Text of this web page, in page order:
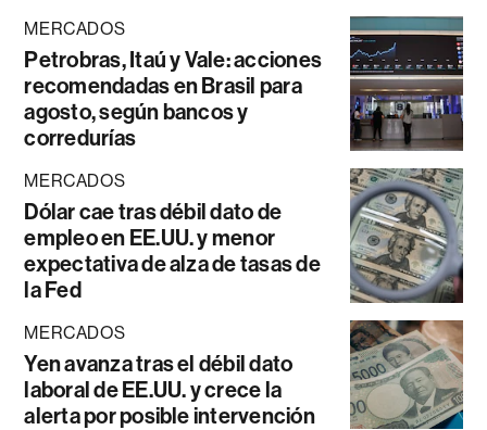
MERCADOS
Petrobras, Itaú y Vale: acciones
recomendadas en Brasil para
agosto, según bancos y
corredurías
MERCADOS
Dólar cae tras débil dato de
empleo en EE.UU. y menor
expectativa de alza de tasas de
la Fed
MERCADOS
Yen avanza tras el débil dato
laboral de EE.UU. y crece la
alerta por posible intervención